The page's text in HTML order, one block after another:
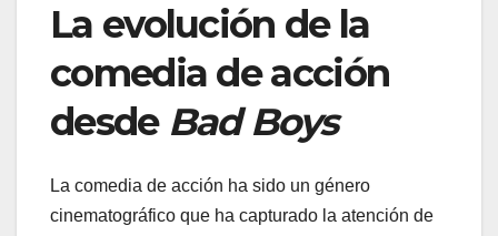
La evolución de la
comedia de acción
desde Bad Boys
La comedia de acción ha sido un género
cinematográfico que ha capturado la atención de